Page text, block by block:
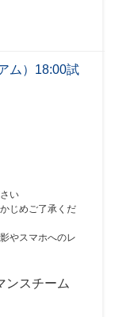
ム）18:00試
い
じめご了承くだ
やスマホへのレ
ンスチーム